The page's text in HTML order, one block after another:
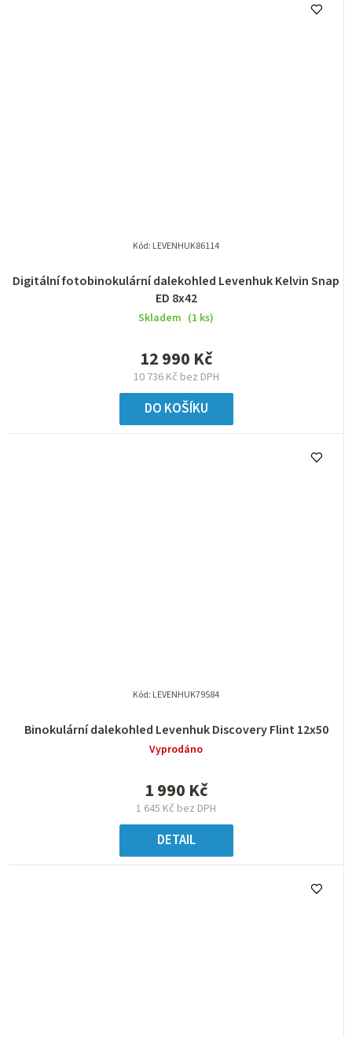
Digitální fotobinokulární dalekohled Levenhuk Kelvin Snap
ED 8x42
Skladem (1 ks)
10 736 Kč bez DPH
12 990 Kč
DO KOŠÍKU
Kód: LEVENHUK86114
Binokulární dalekohled Levenhuk Discovery Flint 12x50
Vyprodáno
1 645 Kč bez DPH
1 990 Kč
DETAIL
Kód: LEVENHUK79584